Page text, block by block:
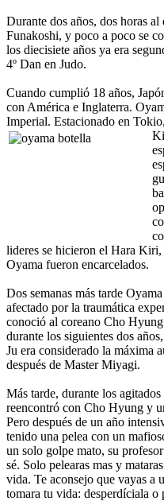
Durante dos años, dos horas
Funakoshi, y poco a poco se
los diecisiete años ya era
4º Dan en Judo.
Cuando cumplió 18 años,
con América e Inglaterra.
Imperial. Estacionado en
lideres se hicieron el Hara
Oyama fueron encarcelados.
Dos semanas más tarde
afectado por la traumática
conoció al coreano Cho
durante los siguientes dos
Ju era considerado la máxima
después de Master Miyagi.
Más tarde, durante los
reencontró con Cho Hyung y
Pero después de un año
tenido una pelea con un
un solo golpe mato, su
sé. Solo pelearas mas y
vida. Te aconsejo que vayas a
tomara tu vida: desperdíciala